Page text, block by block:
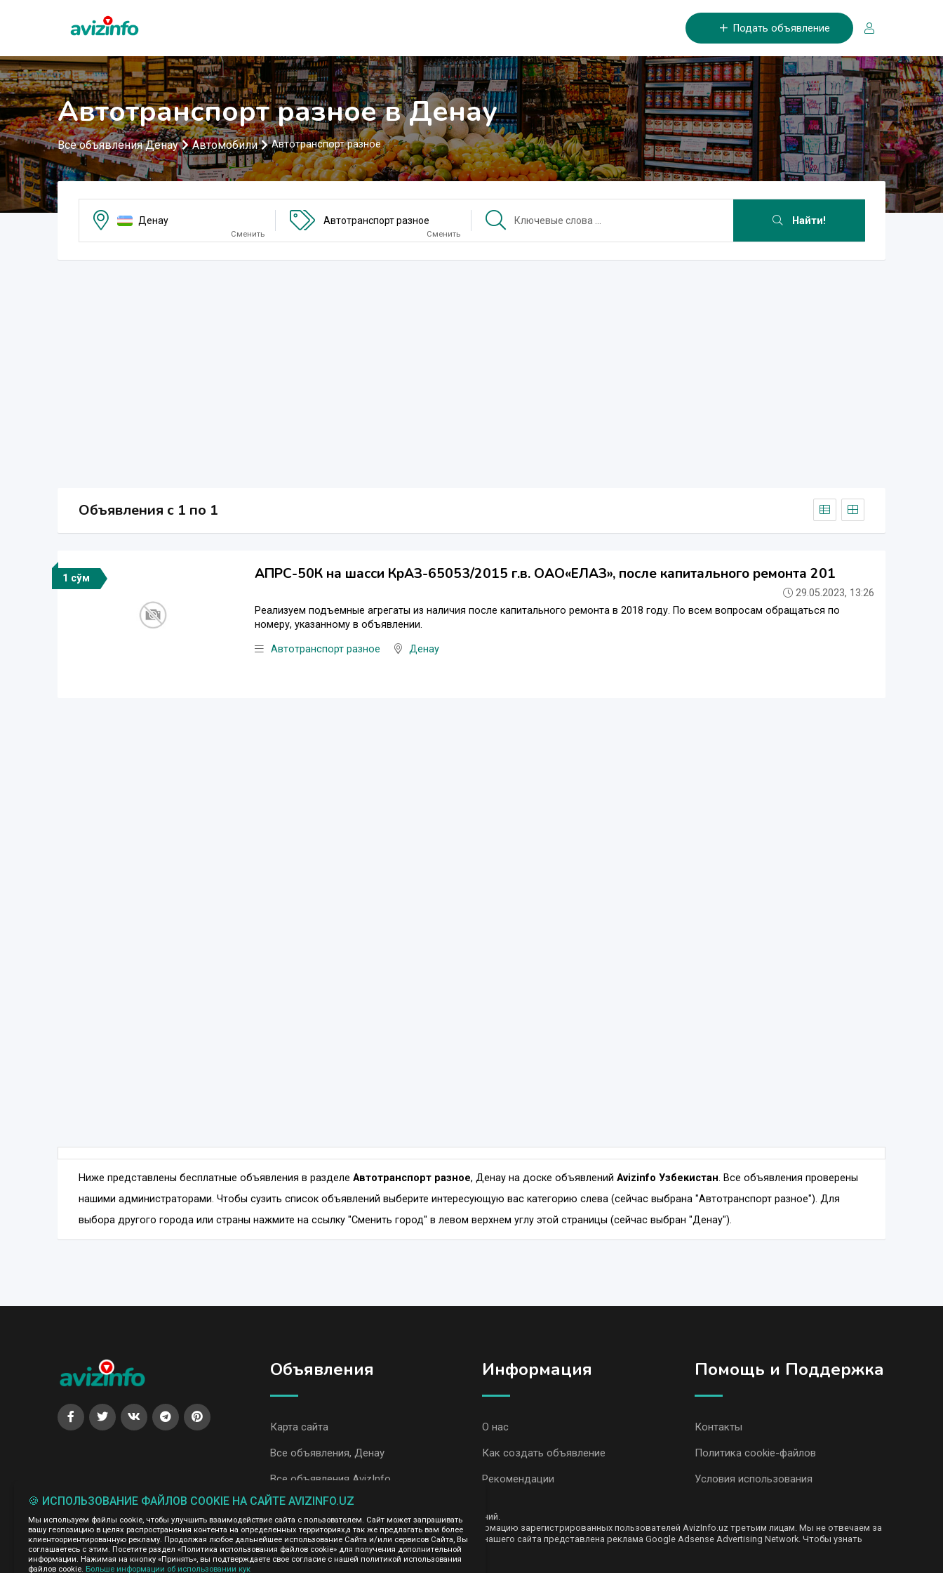
Подать объявление
Автотранспорт разное в Денау
Все объявления Денау Автомобили Автотранспорт разное
Денау
Сменить
Автотранспорт разное
Сменить
Найти!
Объявления c 1 по 1
1 сўм АПРС-50К на шасси КрАЗ-65053/2015 г.в. ОАО«ЕЛАЗ», после капитального ремонта 201
29.05.2023, 13:26
Реализуем подъемные агрегаты из наличия после капитального ремонта в 2018 году. По всем вопросам обращаться по
номеру, указанному в объявлении.
Автотранспорт разное Денау
Ниже представлены бесплатные объявления в разделе Автотранспорт разное, Денау на доске объявлений Avizinfo Узбекистан. Все объявления проверены
нашими администраторами. Чтобы сузить список объявлений выберите интересующую вас категорию слева (сейчас выбрана "Автотранспорт разное"). Для
выбора другого города или страны нажмите на ссылку "Сменить город" в левом верхнем углу этой страницы (сейчас выбран "Денау").
Объявления
Карта сайта
Все объявления, Денау
Все объявления AvizInfo
Информация
О нас
Как создать объявление
Рекомендации
Помощь и Поддержка
Контакты
Политика cookie-файлов
Условия использования
Администрация сайта AvizInfo.uz не несет ответственность за содержание размещенных объявлений.
Мы ценим конфиденциальность наших пользователей. Мы не передаем и не продаем личную информацию зарегистрированных пользователей AvizInfo.uz третьим лицам. Мы не отвечаем за
правила конфиденциальности сайтов на которые ссылается AvizInfo.uz. На некоторых страницах нашего сайта представлена реклама Google Adsense Advertising Network. Чтобы узнать
подробней о правилах конфиденциальности Googleнажмите тут.
🍪 ИСПОЛЬЗОВАНИЕ ФАЙЛОВ COOKIE НА САЙТЕ AVIZINFO.UZ
Мы используем файлы cookie, чтобы улучшить взаимодействие сайта с пользователем. Сайт может запрашивать
вашу геопозицию в целях распространения контента на определенных территориях,а так же предлагать вам более
клиентоориентированную рекламу. Продолжая любое дальнейшее использование Сайта и/или сервисов Сайта, Вы
соглашаетесь с этим. Посетите раздел «Политика использования файлов cookie» для получения дополнительной
информации. Нажимая на кнопку «Принять», вы подтверждаете свое согласие с нашей политикой использования
файлов cookie. Больше информации об использовании кук